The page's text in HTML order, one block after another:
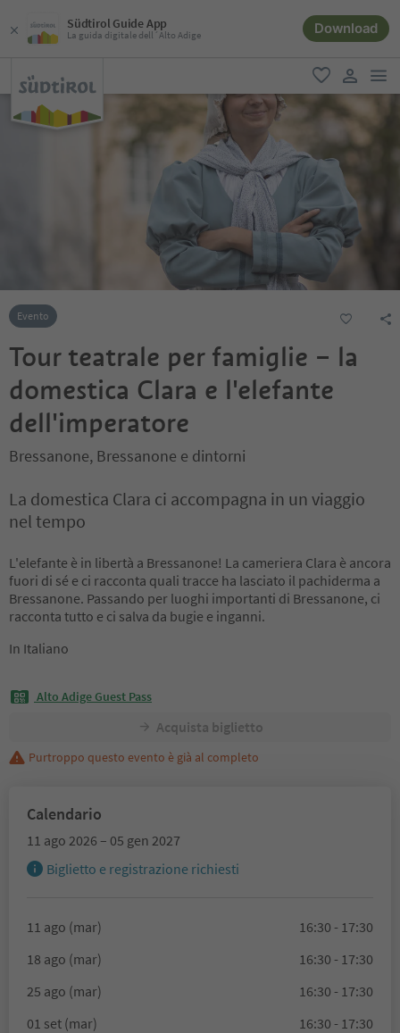
Südtirol Guide App
La guida digitale dell´Alto Adige Download
favoriti
user link
Evento
Tour teatrale per famiglie – la
domestica Clara e l'elefante
dell'imperatore
Bressanone, Bressanone e dintorni
La domestica Clara ci accompagna in un viaggio
nel tempo
L'elefante è in libertà a Bressanone! La cameriera Clara è ancora
fuori di sé e ci racconta quali tracce ha lasciato il pachiderma a
Bressanone. Passando per luoghi importanti di Bressanone, ci
racconta tutto e ci salva da bugie e inganni.
In Italiano
Alto Adige Guest Pass
Acquista biglietto
Purtroppo questo evento è già al completo
Calendario
11 ago 2026 – 05 gen 2027
Biglietto e registrazione richiesti
11 ago (mar)
16:30 - 17:30
18 ago (mar)
16:30 - 17:30
25 ago (mar)
16:30 - 17:30
01 set (mar)
16:30 - 17:30